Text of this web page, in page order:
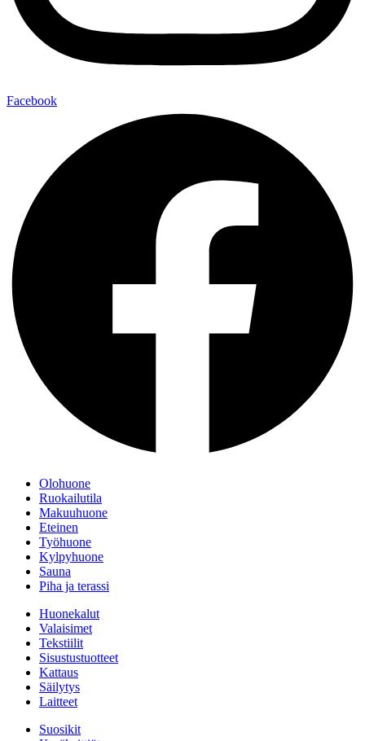
Facebook
Olohuone
Ruokailutila
Makuuhuone
Eteinen
Työhuone
Kylpyhuone
Sauna
Piha ja terassi
Huonekalut
Valaisimet
Tekstiilit
Sisustustuotteet
Kattaus
Säilytys
Laitteet
Suosikit